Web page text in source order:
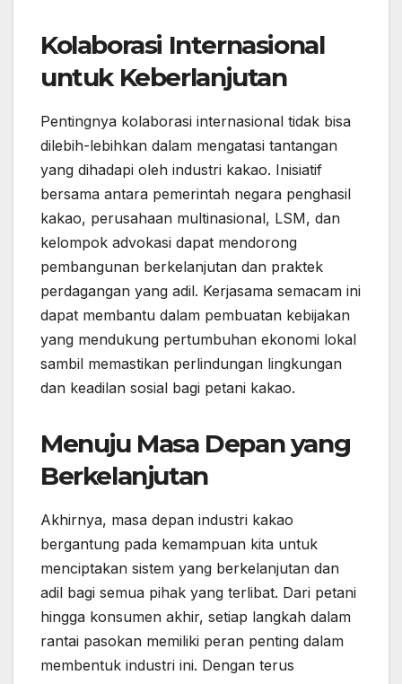
Kolaborasi Internasional
untuk Keberlanjutan
Pentingnya kolaborasi internasional tidak bisa
dilebih-lebihkan dalam mengatasi tantangan
yang dihadapi oleh industri kakao. Inisiatif
bersama antara pemerintah negara penghasil
kakao, perusahaan multinasional, LSM, dan
kelompok advokasi dapat mendorong
pembangunan berkelanjutan dan praktek
perdagangan yang adil. Kerjasama semacam ini
dapat membantu dalam pembuatan kebijakan
yang mendukung pertumbuhan ekonomi lokal
sambil memastikan perlindungan lingkungan
dan keadilan sosial bagi petani kakao.
Menuju Masa Depan yang
Berkelanjutan
Akhirnya, masa depan industri kakao
bergantung pada kemampuan kita untuk
menciptakan sistem yang berkelanjutan dan
adil bagi semua pihak yang terlibat. Dari petani
hingga konsumen akhir, setiap langkah dalam
rantai pasokan memiliki peran penting dalam
membentuk industri ini. Dengan terus